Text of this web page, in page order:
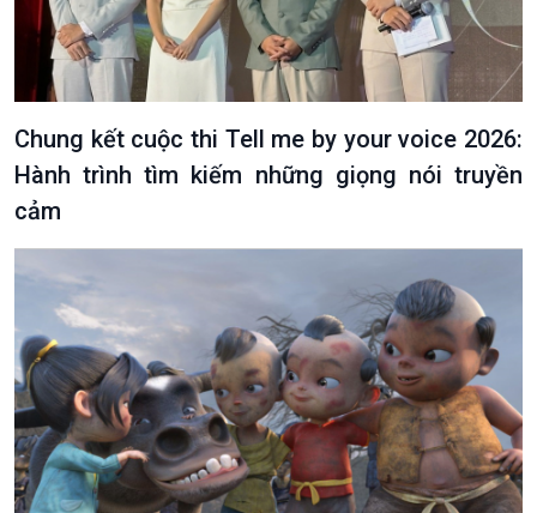
Podcast
Góc nhìn VOV1
Bình luận
10 phút Sự kiện - Luận bàn
Câu chuyện thời sự
Dòng chảy sự kiện
Chung kết cuộc thi Tell me by your voice 2026:
Hành trình tìm kiếm những giọng nói truyền
cảm